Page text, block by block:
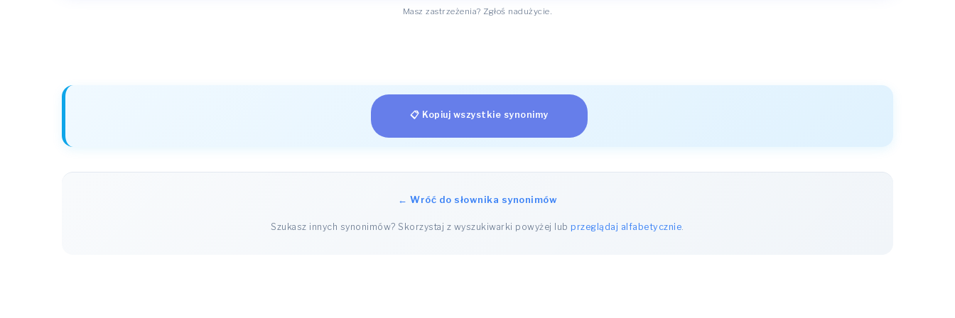
Masz zastrzeżenia? Zgłoś nadużycie.
📋 Kopiuj wszystkie synonimy
← Wróć do słownika synonimów
Szukasz innych synonimów? Skorzystaj z wyszukiwarki powyżej lubprzeglądaj alfabetycznie.